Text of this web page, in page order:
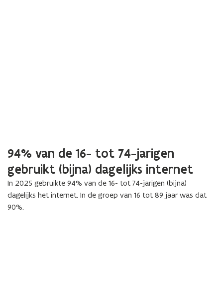
94% van de 16- tot 74-jarigen
gebruikt (bijna) dagelijks internet
In 2025 gebruikte 94% van de 16- tot 74-jarigen (bijna)
dagelijks het internet. In de groep van 16 tot 89 jaar was dat
90%.